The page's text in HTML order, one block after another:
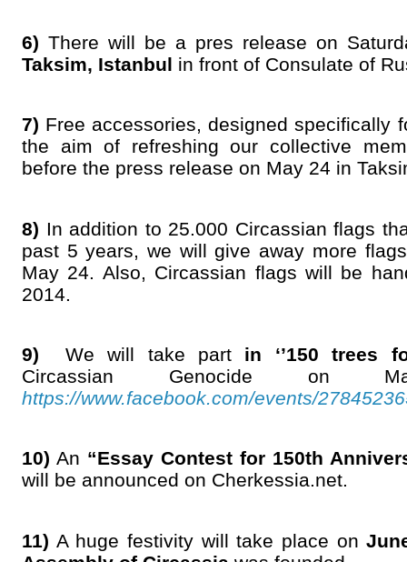
6) There will be a pres release on
Taksim, Istanbul in front of Consulate of
7) Free accessories, designed specifically
the aim of refreshing our collective
before the press release on May 24 in
8) In addition to 25.000 Circassian flags
past 5 years, we will give away more
May 24. Also, Circassian flags will be
2014.
9) We will take part in ‘’150 trees
Circassian Genocide on
https://www.facebook.com/events/
10) An “Essay Contest for 150th
will be announced on Cherkessia.net.
11) A huge festivity will take place on